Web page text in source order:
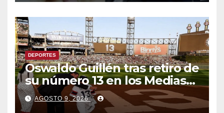
DEPORTES
Oswaldo Guillén tras retiro de
su número 13 en los Medias
Blancas: «Cumplí mis
sueños»
AGOSTO 9, 2026